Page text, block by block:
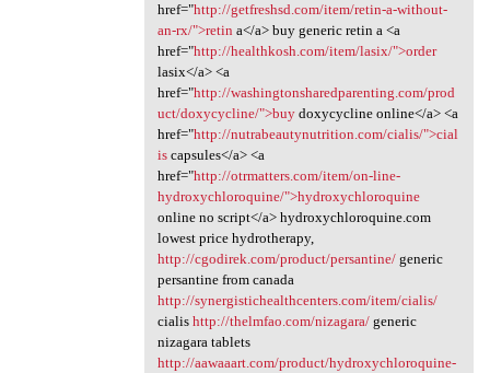
href="http://getfreshsd.com/item/retin-a-without-
an-rx/">retin a</a> buy generic retin a <a
href="http://healthkosh.com/item/lasix/">order
lasix</a> <a
href="http://washingtonsharedparenting.com/prod
uct/doxycycline/">buydoxycycline online</a> <a
href="http://nutrabeautynutrition.com/cialis/">cial
iscapsules</a> <a
href="http://otrmatters.com/item/on-line-
hydroxychloroquine/">hydroxychloroquine
online no script</a> hydroxychloroquine.com
lowest price hydrotherapy,
http://cgodirek.com/product/persantine/generic
persantine from canada
http://synergistichealthcenters.com/item/cialis/
cialis http://thelmfao.com/nizagara/generic
nizagara tablets
http://aawaaart.com/product/hydroxychloroquine-